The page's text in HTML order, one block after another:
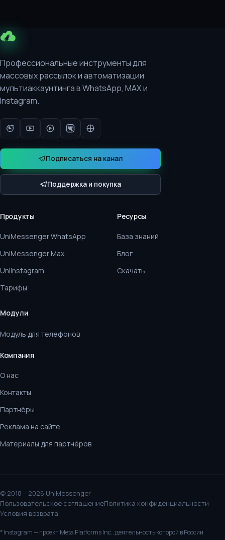
Профессиональные инструменты для
массовых рассылок и автоматизации
мультиаккаунтинга в WhatsApp, MAX и
Instagram.
Подписаться на канал
Поддержка и покупка
Продукты
UniMessenger WhatsApp
UniMessenger Max
UniInstagram
Тарифы
Модули
Модуль для телефонов
Ресурсы
База знаний
Блог
Скачать
Компания
О нас
Контакты
Партнёры
Реклама на сайте
Материалы для партнёров
© 2018 – 2026 UniMessenger
Пользовательское соглашениеПолитика конфиденциальности
Условия возврата
* Instagram — проект Meta Platforms Inc., деятельность которой в России